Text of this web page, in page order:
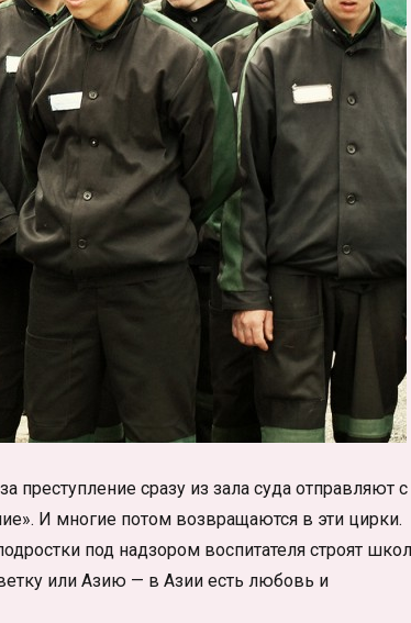
преступление сразу из зала суда отправляют с
И многие потом возвращаются в эти цирки.
под надзором воспитателя строят
или Азию — в Азии есть любовь и